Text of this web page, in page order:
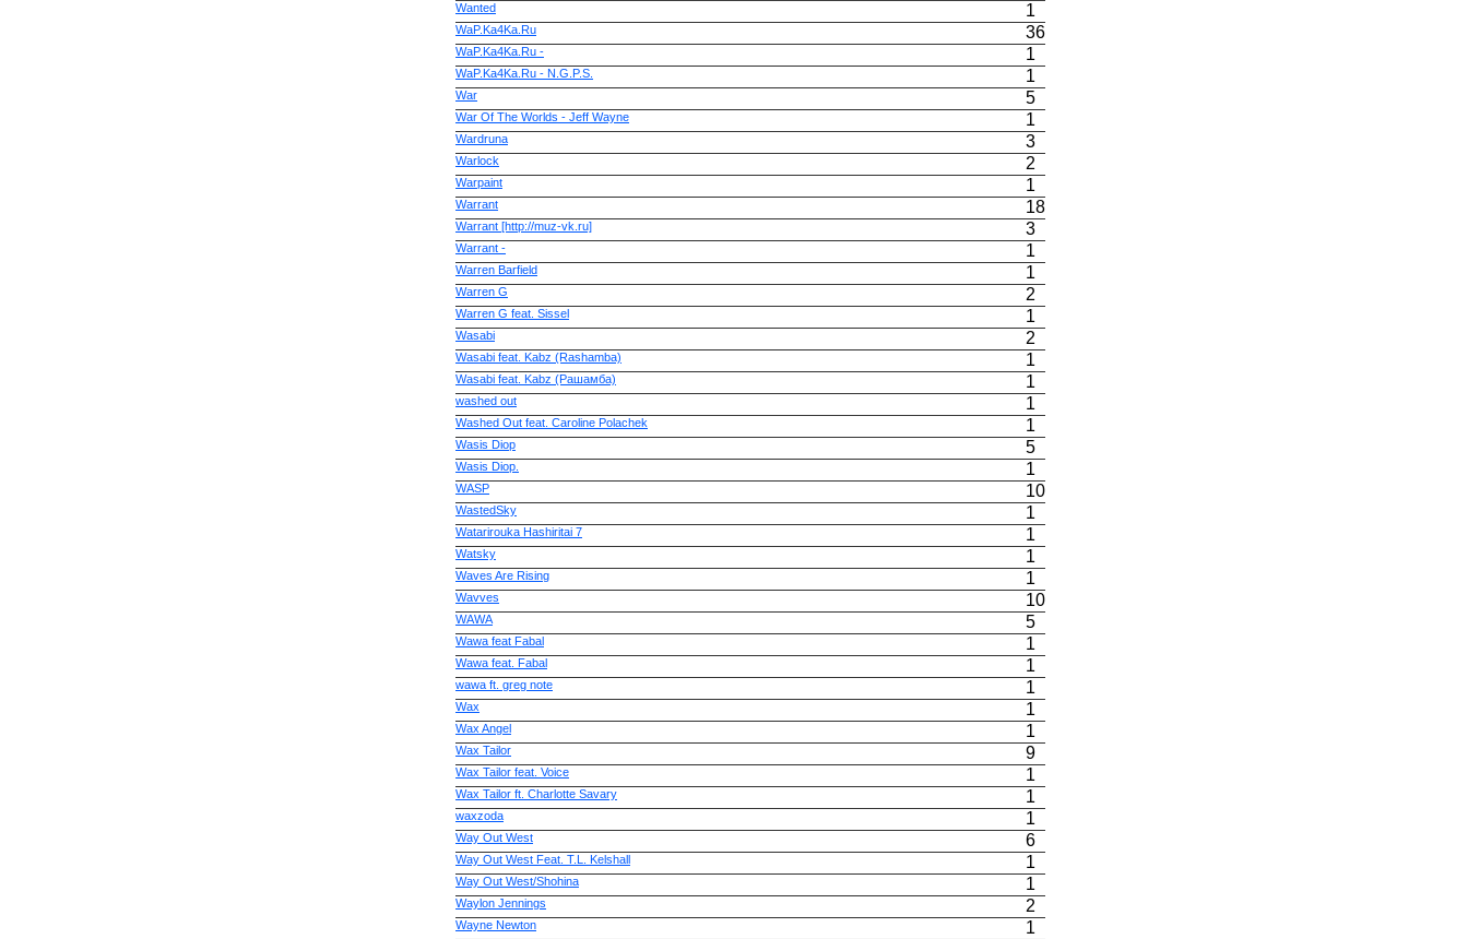
Wanted 1
WaP.Ka4Ka.Ru 36
WaP.Ka4Ka.Ru - 1
WaP.Ka4Ka.Ru - N.G.P.S. 1
War 5
War Of The Worlds - Jeff Wayne 1
Wardruna 3
Warlock 2
Warpaint 1
Warrant 18
Warrant [http://muz-vk.ru] 3
Warrant - 1
Warren Barfield 1
Warren G 2
Warren G feat. Sissel 1
Wasabi 2
Wasabi feat. Kabz (Rashamba) 1
Wasabi feat. Kabz (Рашамба) 1
washed out 1
Washed Out feat. Caroline Polachek 1
Wasis Diop 5
Wasis Diop. 1
WASP 10
WastedSky 1
Watarirouka Hashiritai 7 1
Watsky 1
Waves Are Rising 1
Wavves 10
WAWA 5
Wawa feat Fabal 1
Wawa feat. Fabal 1
wawa ft. greg note 1
Wax 1
Wax Angel 1
Wax Tailor 9
Wax Tailor feat. Voice 1
Wax Tailor ft. Charlotte Savary 1
waxzoda 1
Way Out West 6
Way Out West Feat. T.L. Kelshall 1
Way Out West/Shohina 1
Waylon Jennings 2
Wayne Newton 1